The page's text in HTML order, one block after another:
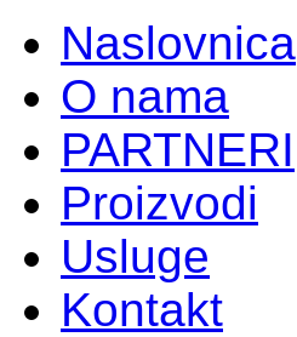
Naslovnica
O nama
PARTNERI
Proizvodi
Usluge
Kontakt